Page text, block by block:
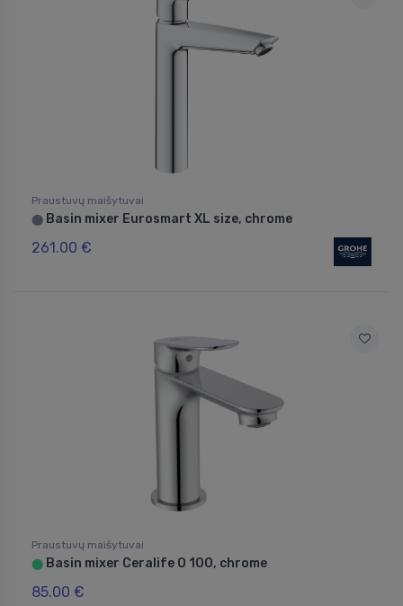
Praustuvų maišytuvai
⬤ Basin mixer Eurosmart XL size, chrome
261.00 €
Praustuvų maišytuvai
⬤ Basin mixer Ceralife O 100, chrome
85.00 €